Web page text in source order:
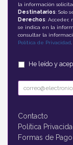
la información
Destinatarios: Solo
Derechos: Acceder,
se indica en la
consultar la
Política de Privacidad
He leído y
Contacto
Política
Formas de Pago